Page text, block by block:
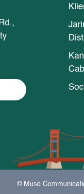
© Muse